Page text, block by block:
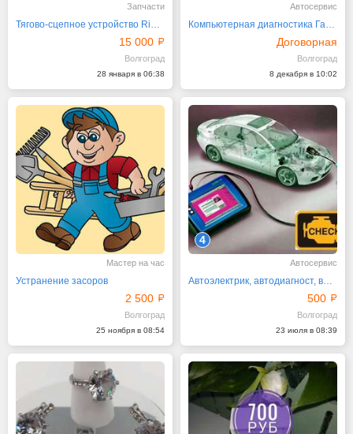
Запчасти
15 000
Волгоград
28 января в 06:38
Автосервис
Договорная
Волгоград
8 декабря в 10:02
Мастер на час
Устранение засоров
2 500
Волгоград
25 ноября в 08:54
4
Автосервис
500
Волгоград
23 июля в 08:39